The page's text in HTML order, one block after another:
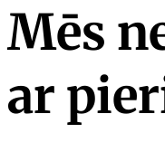
Mēs
ar